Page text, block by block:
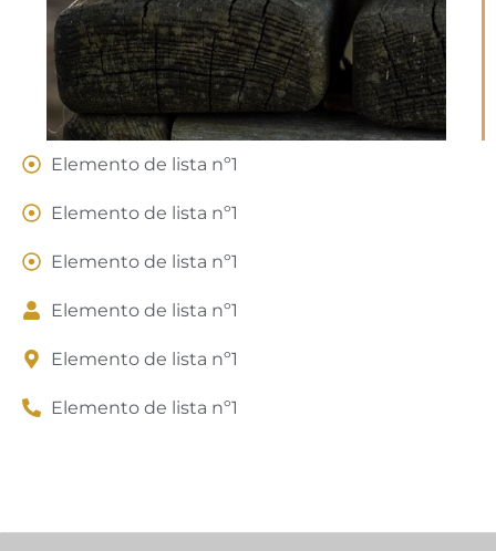
Elemento de lista nº1
Elemento de lista nº1
Elemento de lista nº1
Elemento de lista nº1
Elemento de lista nº1
Elemento de lista nº1